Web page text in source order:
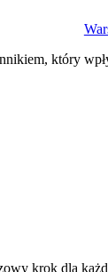
który
krok dla